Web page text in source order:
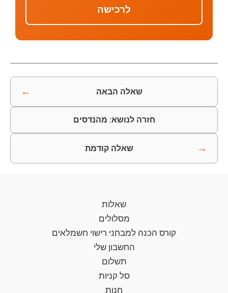
לרכישה
שאלה הבאה ←
חזרה לנושא: מהנדסים
→ שאלה קודמת
שאלות
מסלולים
קורס הכנה למבחני רישוי חשמלאים
החשבון שלי
תשלום
סל קניות
חנות